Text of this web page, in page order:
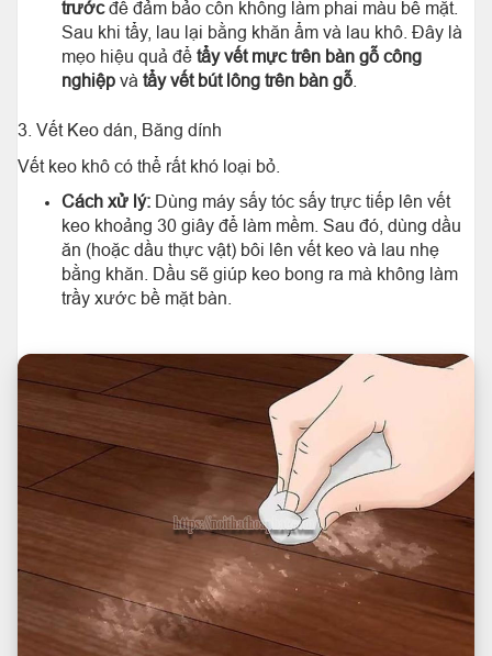
trướcđể đảm bảo cồn không làm phai màu bề mặt.
Sau khi tẩy, lau lại bằng khăn ẩm và lau khô. Đây là
mẹo hiệu quả để tẩy vết mực trên bàn gỗ công
nghiệp và tẩy vết bút lông trên bàn gỗ
3. Vết Keo dán, Băng dính
Vết keo khô có thể rất khó loại bỏ.
Cách xử lý: Dùng máy sấy tóc sấy trực tiếp lên vết
keo khoảng 30 giây để làm mềm. Sau đó, dùng dầu
ăn (hoặc dầu thực vật) bôi lên vết keo và lau nhẹ
bằng khăn. Dầu sẽ giúp keo bong ra mà không làm
trầy xước bề mặt bàn.